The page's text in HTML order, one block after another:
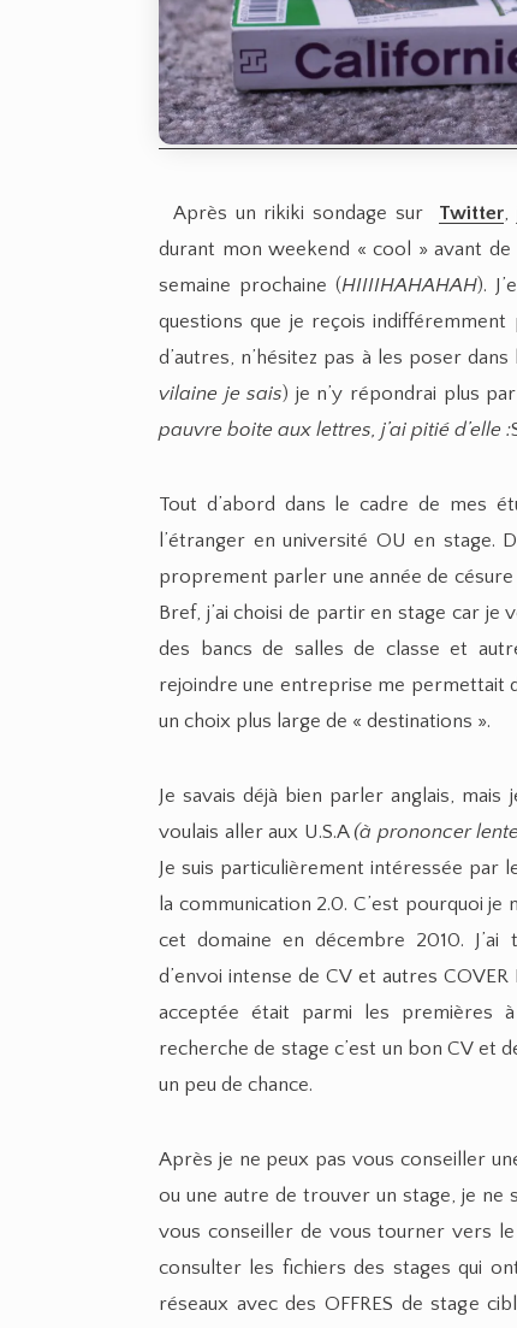
Après un rikiki sondage sur Twitter,
durant mon weekend « cool » avant de
semaine prochaine (HIIIIHAHAHAH).
questions que je reçois
d’autres, n’hésitez pas à les poser
vilaine je sais) je n’y répondrai plus
pauvre boite aux lettres, j’ai pitié d’elle :
Tout d’abord dans le cadre de mes
l’étranger en université OU en stage.
proprement parler une année de
Bref, j’ai choisi de partir en stage car je
des bancs de salles de classe et
rejoindre une entreprise me permettait
un choix plus large de « destinations ».
Je savais déjà bien parler anglais,
voulais aller aux U.S.A(à prononcer
Je suis particulièrement intéressée par
la communication 2.0. C’est pourquoi je
cet domaine en décembre 2010.
d’envoi intense de CV et autres COVER
acceptée était parmi les premières
recherche de stage c’est un bon CV et
un peu de chance.
Après je ne peux pas vous conseiller
ou une autre de trouver un stage, je ne
vous conseiller de vous tourner vers
consulter les fichiers des stages qui
réseaux avec des OFFRES de stage